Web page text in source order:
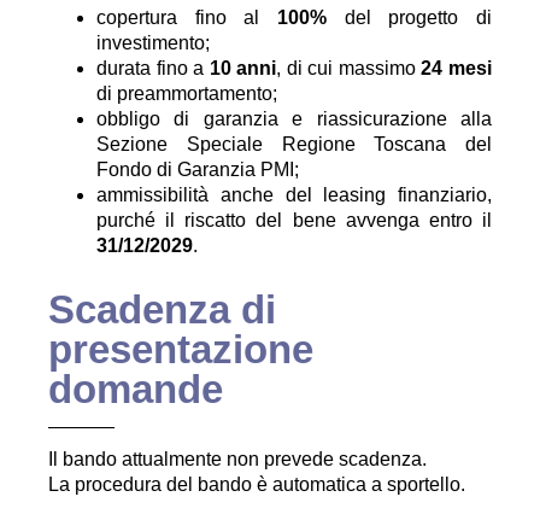
copertura fino al 100% del progetto di
investimento;
durata fino a 10 anni, di cui massimo24 mesi
di preammortamento;
obbligo di garanzia e riassicurazione alla
Sezione Speciale Regione Toscana del
Fondo di Garanzia PMI;
ammissibilità anche del leasing finanziario,
purché il riscatto del bene avvenga entro il
31/12/2029.
Scadenza di
presentazione
domande
Il bando attualmente non prevede scadenza.
La procedura del bando è automatica a sportello.